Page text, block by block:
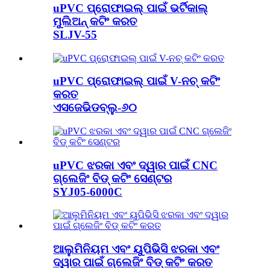
uPVC ପ୍ରୋଫାଇଲ୍ ପାଇଁ ଭର୍ଟିକାଲ୍
ମୁଲିଅନ୍ କଟିଂ କରତ
SLJV-55
uPVC ପ୍ରୋଫାଇଲ୍ ପାଇଁ V-ନଚ୍ କଟିଂ
କରତ
ଏସଜେଭିଡବ୍ଲୁ-୬୦
uPVC ଝରକା ଏବଂ ଦ୍ୱାର ପାଇଁ CNC
ଗ୍ଲେଜିଂ ବିଡ୍ କଟିଂ ସେଣ୍ଟର
SYJ05-6000C
ଆଲୁମିନିୟମ ଏବଂ ୟୁପିଭିସି ଝରକା ଏବଂ
ଦ୍ୱାର ପାଇଁ ଗ୍ଲେଜିଂ ବିଡ୍ କଟିଂ କରତ